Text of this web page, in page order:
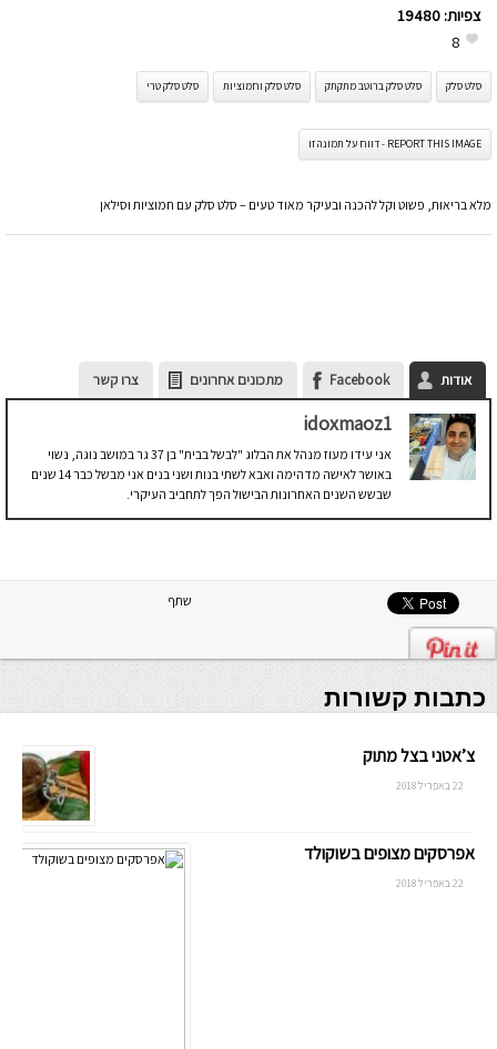
צפיות: 19480
8
סלט סלק סלט סלק ברוטב מתקתק סלט סלק וחמוציות סלט סלק טרי
REPORT THIS IMAGE - דווח על תמונה זו
מלא בריאות, פשוט וקל להכנה ובעיקר מאוד טעים – סלט סלק עם חמוציות וסילאן
אודות Facebook מתכונים אחרונים צרו קשר
idoxmaoz1
אני עידו מעוז מנהל את הבלוג "לבשל בבית" בן 37 גר במושב נוגה, נשוי
באושר לאישה מדהימה ואבא לשתי בנות ושני בנים אני מבשל כבר 14 שנים
שבשש השנים האחרונות הבישול הפך לתחביב העיקרי.
שתף
כתבות קשורות
צ’אטני בצל מתוק
22 באפריל 2018
אפרסקים מצופים בשוקולד
22 באפריל 2018